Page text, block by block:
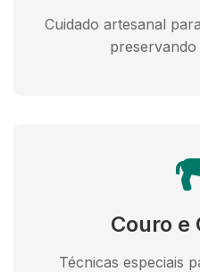
Cuidado artesanal
preservando
Couro e
Técnicas especiais